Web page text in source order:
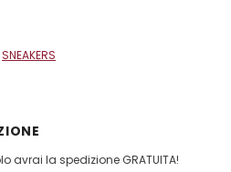
SNEAKERS
la spedizione GRATUITA!